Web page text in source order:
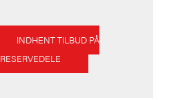
INDHENT TILBUD PÅ
RESERVEDELE